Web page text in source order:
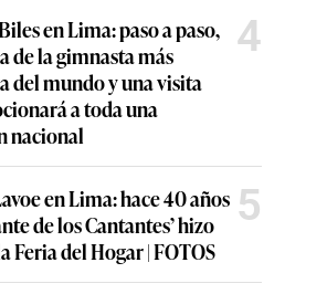
en Lima: paso a paso,
de la gimnasta más
del mundo y una visita
a toda una
nacional
4
en Lima: hace 40 años
de los Cantantes’ hizo
Feria del Hogar | FOTOS
5